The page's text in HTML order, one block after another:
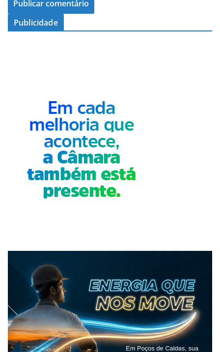
Publicidade